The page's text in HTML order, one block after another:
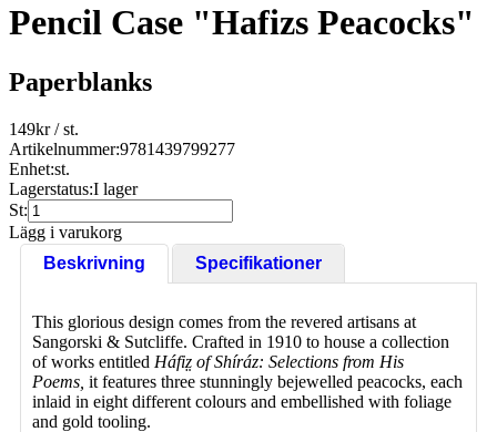
Pencil Case "Hafizs Peacocks"
Paperblanks
149kr/ st.
Artikelnummer:9781439799277
Enhet:st.
Lagerstatus:I lager
St:
Lägg i varukorg
Beskrivning
Specifikationer
This glorious design comes from the revered artisans at
Sangorski & Sutcliffe. Crafted in 1910 to house a collection
of works entitled Háfiz̤ of Shíráz: Selections from His
Poems, it features three stunningly bejewelled peacocks, each
inlaid in eight different colours and embellished with foliage
and gold tooling.